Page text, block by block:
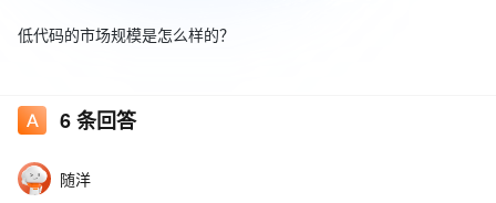
低代码的市场规模是怎么样的？
6条回答
随洋